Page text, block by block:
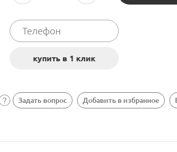
Задать вопрос Добавить в избранное